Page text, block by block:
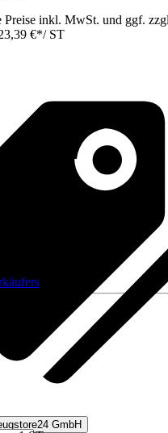
inkl. MwSt. und ggf.
€*/ ST
GmbH